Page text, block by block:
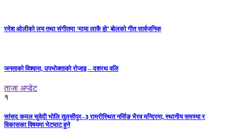
रमेश ओलीको लय तथा संगीतमा ‘माया लाकै हो’ बोलको गीत सार्वजनिक
जनताको विश्वास, उपभोक्ताको रोजाइ – दशरथ वलि
ताजा अप्डेट
१
सांसद कमल सुवेदी भोलि तुलसीपुर–३ राम्रीस्थित नर्सिङ भैरव मन्दिरमा, स्थानीय समस्या र
विकासका विषयमा भेटघाट हुने